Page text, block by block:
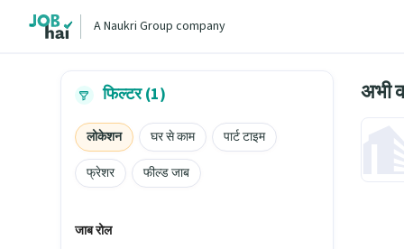
A Naukri Group company
फिल्टर (1)
लोकेशन घर से काम
पार्ट टाइम
फ्रेशर
फील्ड जाब
जाब रोल
अभी